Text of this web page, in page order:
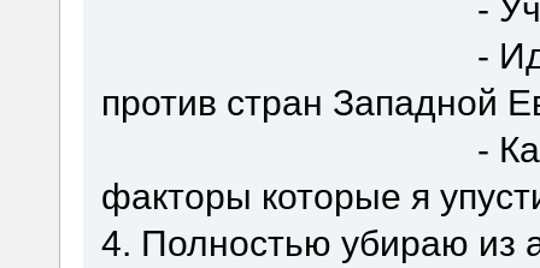
- Участие в
-
против стран Западной
- Какие-то
факторы которые я
4. Полностью убираю из